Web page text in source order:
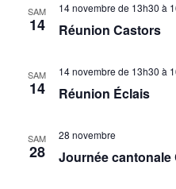
SAM
14 Réunion Castors
14 novembre de 13h30 à
SAM
14 Réunion Éclais
14 novembre de 13h30 à
SAM
28 Journée cantonale
28 novembre